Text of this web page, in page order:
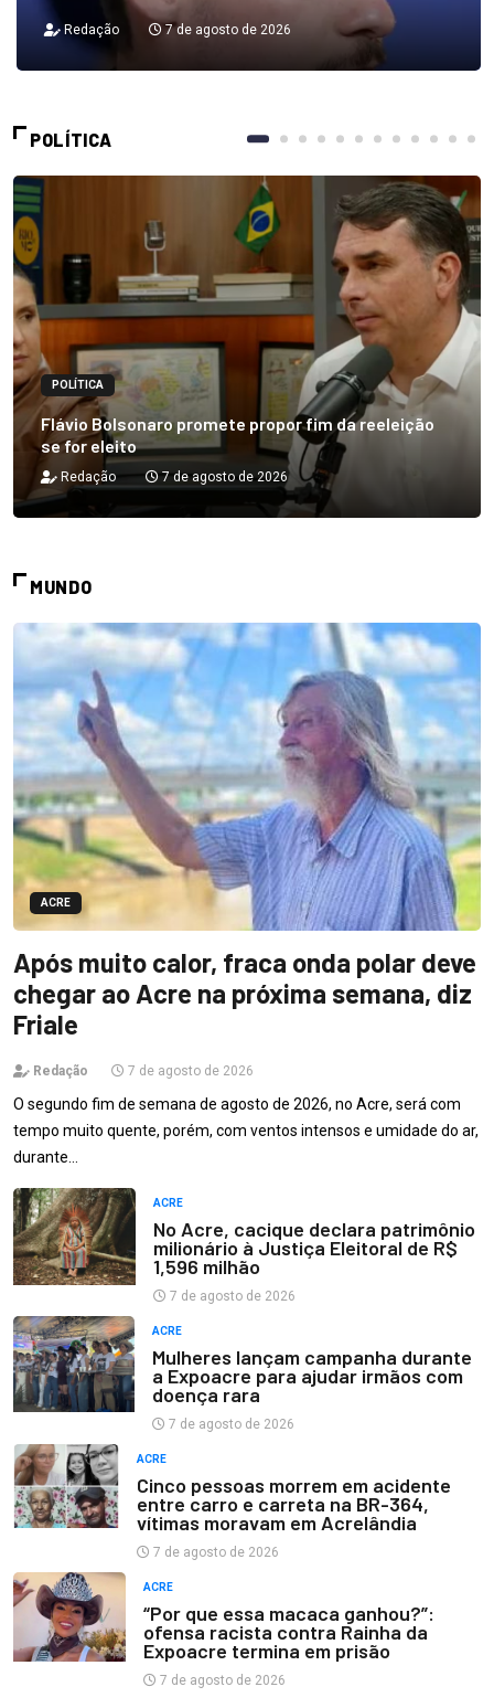
Redação 7 de agosto de 2026
POLÍTICA
POLÍTICA
Flávio Bolsonaro promete propor fim da reeleição
se for eleito
Redação 7 de agosto de 2026
MUNDO
ACRE
Após muito calor, fraca onda polar deve
chegar ao Acre na próxima semana, diz
Friale
Redação 7 de agosto de 2026
O segundo fim de semana de agosto de 2026, no Acre, será com
tempo muito quente, porém, com ventos intensos e umidade do ar,
durante…
ACRE
No Acre, cacique declara patrimônio
milionário à Justiça Eleitoral de R$
1,596 milhão
7 de agosto de 2026
ACRE
Mulheres lançam campanha durante
a Expoacre para ajudar irmãos com
doença rara
7 de agosto de 2026
ACRE
Cinco pessoas morrem em acidente
entre carro e carreta na BR-364,
vítimas moravam em Acrelândia
7 de agosto de 2026
ACRE
“Por que essa macaca ganhou?”:
ofensa racista contra Rainha da
Expoacre termina em prisão
7 de agosto de 2026